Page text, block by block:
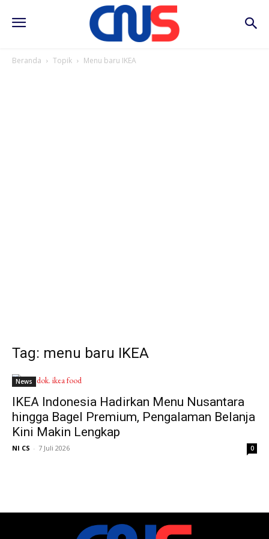
Beranda Topik Menu baru IKEA
Tag: menu baru IKEA
News
IKEA Indonesia Hadirkan Menu Nusantara
hingga Bagel Premium, Pengalaman Belanja
Kini Makin Lengkap
NI CS - 7 Juli 2026 0